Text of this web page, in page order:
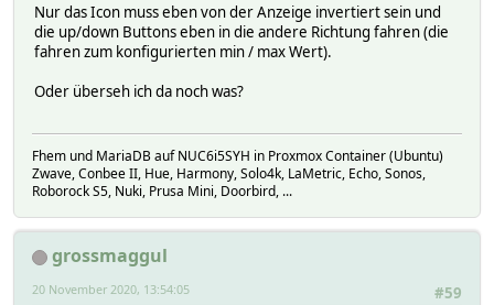
Nur das Icon muss eben von der Anzeige invertiert sein und
die up/down Buttons eben in die andere Richtung fahren (die
fahren zum konfigurierten min / max Wert).
Oder überseh ich da noch was?
Fhem und MariaDB auf NUC6i5SYH in Proxmox Container (Ubuntu)
Zwave, Conbee II, Hue, Harmony, Solo4k, LaMetric, Echo, Sonos,
Roborock S5, Nuki, Prusa Mini, Doorbird, ...
grossmaggul
#59
20 November 2020, 13:54:05